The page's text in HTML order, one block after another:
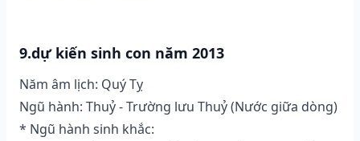
9.dự kiến sinh con năm 2013
Năm âm lịch: Quý Tỵ
Ngũ hành: Thuỷ - Trường lưu Thuỷ (Nước giữa dòng)
* Ngũ hành sinh khắc: